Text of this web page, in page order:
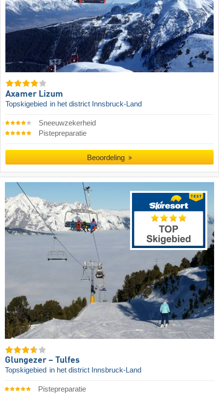
Axamer Lizum
Topskigebied in het district Innsbruck-Land
Sneeuwzekerheid
Pistepreparatie
Beoordeling
Glungezer – Tulfes
Topskigebied in het district Innsbruck-Land
Pistepreparatie